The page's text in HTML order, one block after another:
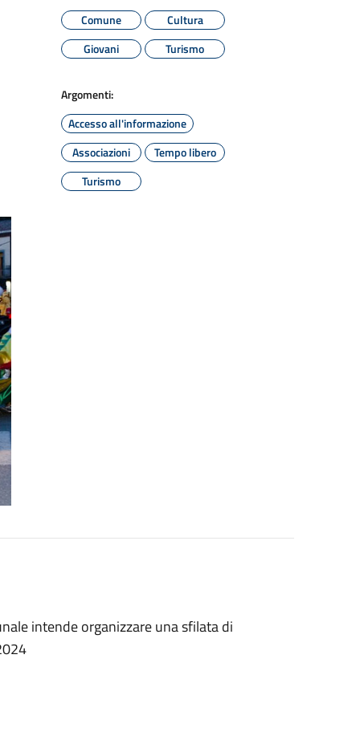
Comune
Cultura
Giovani
Turismo
Argomenti:
Accesso all'informazione
Associazioni
Tempo libero
Turismo
intende organizzare una sfilata di